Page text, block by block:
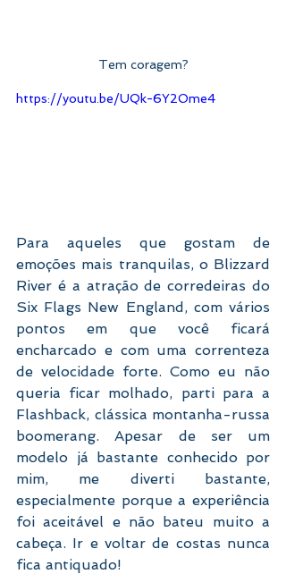
Tem coragem?
https://youtu.be/UQk-6Y2Ome4
Para aqueles que gostam de
emoções mais tranquilas, o Blizzard
River é a atração de corredeiras do
Six Flags New England, com vários
pontos em que você ficará
encharcado e com uma correnteza
de velocidade forte. Como eu não
queria ficar molhado, parti para a
Flashback, clássica montanha-russa
boomerang. Apesar de ser um
modelo já bastante conhecido por
mim, me diverti bastante,
especialmente porque a experiência
foi aceitável e não bateu muito a
cabeça. Ir e voltar de costas nunca
fica antiquado!